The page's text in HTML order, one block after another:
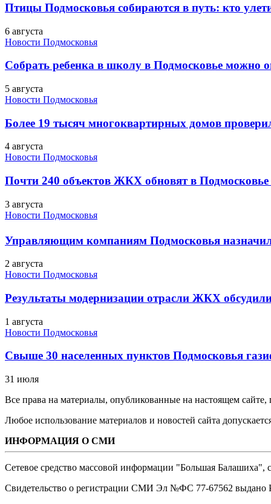
Птицы Подмосковья собираются в путь: кто
6 августа
Новости Подмосковья
Собрать ребенка в школу в Подмосковье можно
5 августа
Новости Подмосковья
Более 19 тысяч многоквартирных домов
4 августа
Новости Подмосковья
Почти 240 объектов ЖКХ обновят в
3 августа
Новости Подмосковья
Управляющим компаниям Подмосковья
2 августа
Новости Подмосковья
Результаты модернизации отрасли ЖКХ
1 августа
Новости Подмосковья
Свыше 30 населенных пунктов Подмосковья
31 июля
Все права на материалы, опубликованные на настоящем
Любое использование материалов и новостей сайта
ИНФОРМАЦИЯ О СМИ
Сетевое средство массовой информации "Большая Балашиха",
Свидетельство о регистрации СМИ Эл №ФС ‎77-67562 выдано